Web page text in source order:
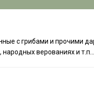
с грибами и прочими
верованиях и т.п...